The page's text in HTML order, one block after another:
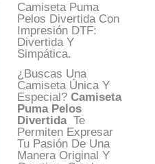
Camiseta Puma
Pelos Divertida Con
Impresión DTF:
Divertida Y
Simpática.
¿Buscas Una
Camiseta Única Y
Especial?Camiseta
Puma Pelos
Divertida Te
Permiten Expresar
Tu Pasión De Una
Manera Original Y